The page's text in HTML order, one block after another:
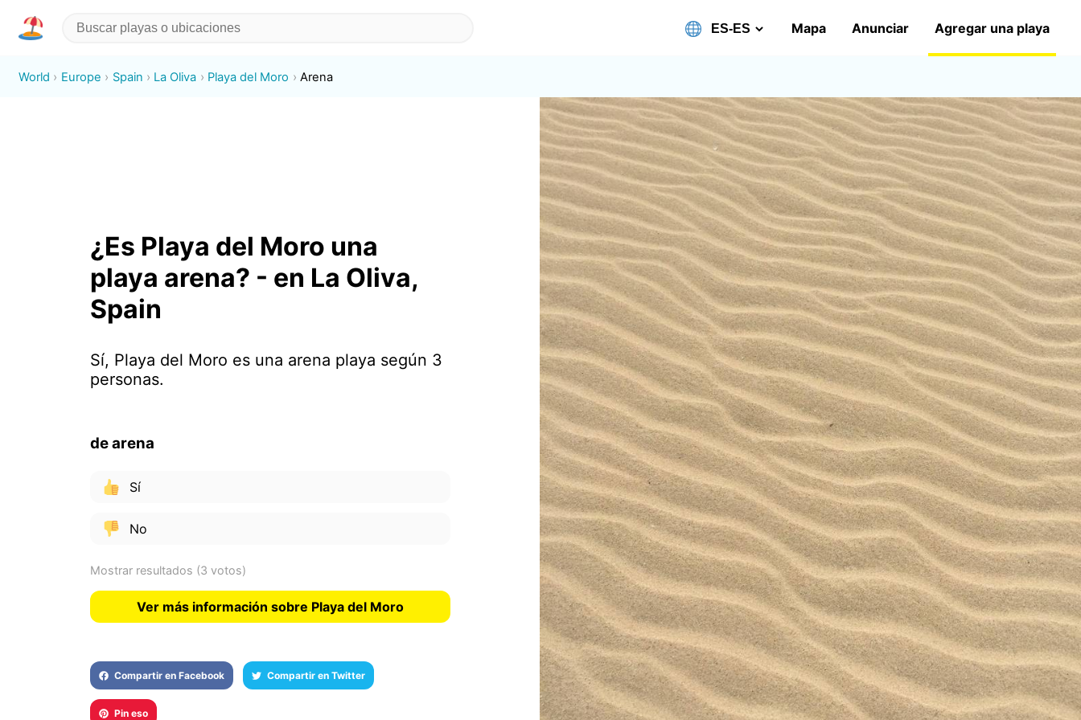
Mapa Anunciar Agregar una playa
World Europe Spain La Oliva Playa del Moro Arena
¿Es Playa del Moro una
playa arena? - en La Oliva,
Spain
Sí, Playa del Moro es una arena playa según 3
personas.
de arena
Sí
No
Mostrar resultados (3 votos)
Ver más información sobre Playa del Moro
Compartir en Facebook Compartir en Twitter
Pin eso